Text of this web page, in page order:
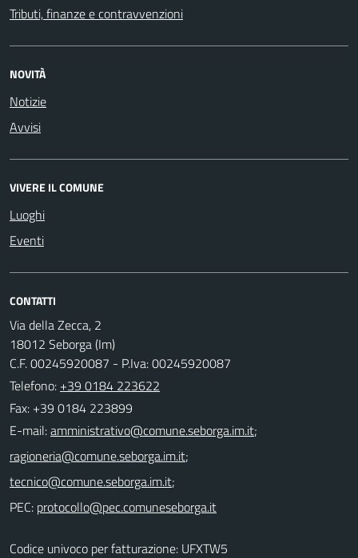
Tributi, finanze e contravvenzioni
NOVITÀ
Notizie
Avvisi
VIVERE IL COMUNE
Luoghi
Eventi
CONTATTI
Via della Zecca, 2
18012 Seborga (Im)
C.F. 00245920087 - P.Iva: 00245920087
Telefono: +39 0184 223622
Fax: +39 0184 223899
E-mail:
;
;
;
PEC:
Codice univoco per fatturazione: UFXTW5